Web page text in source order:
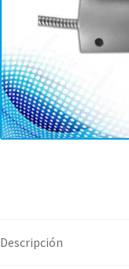
Descripción